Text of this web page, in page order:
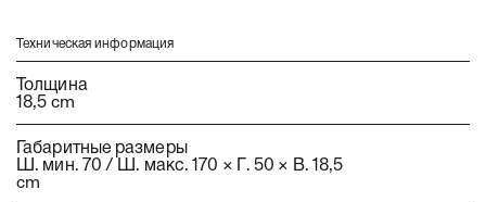
ho.me plus 45
Sky Liscio
Sky Gola
Sky Ondina
Sky Pregiati
Sky Hook
Техническая информация
Толщина
18,5 cm
Габаритные размеры
Ш. мин. 70 / Ш. макс. 170 × Г. 50 × В. 18,5
cm